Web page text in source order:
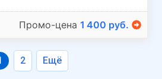
Промо-цена 1 400 руб.
2 Ещё